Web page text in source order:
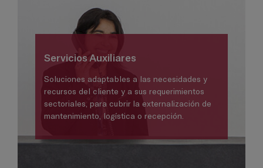
Servicios Auxiliares
Soluciones adaptables a las necesidades y
recursos del cliente y a sus requerimientos
sectoriales, para cubrir la externalización de
mantenimiento, logística o recepción.